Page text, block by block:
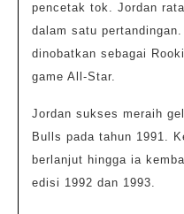
pencetak tok. Jordan
dalam satu
dinobatkan sebagai
game All-Star.
Jordan sukses meraih
Bulls pada tahun 1991.
berlanjut hingga ia
edisi 1992 dan 1993.